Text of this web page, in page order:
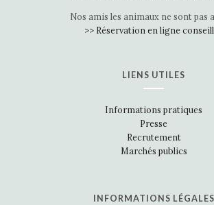
Nos amis les animaux ne sont pas
>> Réservation en ligne
LIENS UTILES
Informations pratiques
Presse
Recrutement
Marchés publics
INFORMATIONS LÉGALES